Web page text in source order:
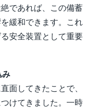
であれば、この備蓄
緩和できます。これ
安全装置として重要
み
面してきたことで、
けてきました。一時